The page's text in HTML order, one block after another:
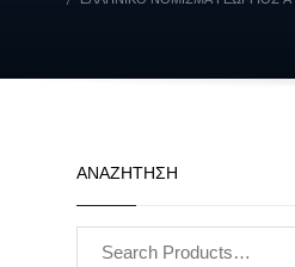
ΑΝΑΖΗΤΗΣΗ